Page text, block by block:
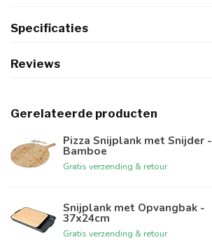
Specificaties
Reviews
Gerelateerde producten
Pizza Snijplank met Snijder -
Bamboe
Gratis verzending & retour
Snijplank met Opvangbak -
37x24cm
Gratis verzending & retour